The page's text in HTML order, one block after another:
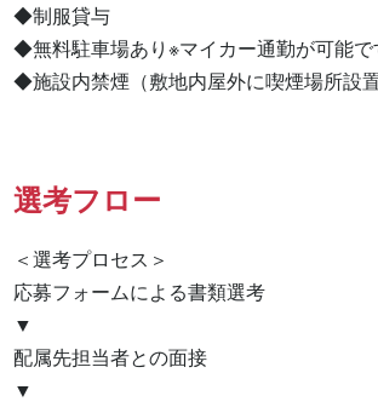
◆制服貸与
◆無料駐車場あり※マイカー通勤が可能で
◆施設内禁煙（敷地内屋外に喫煙場所設置
選考フロー
＜選考プロセス＞
応募フォームによる書類選考
▼
配属先担当者との面接
▼